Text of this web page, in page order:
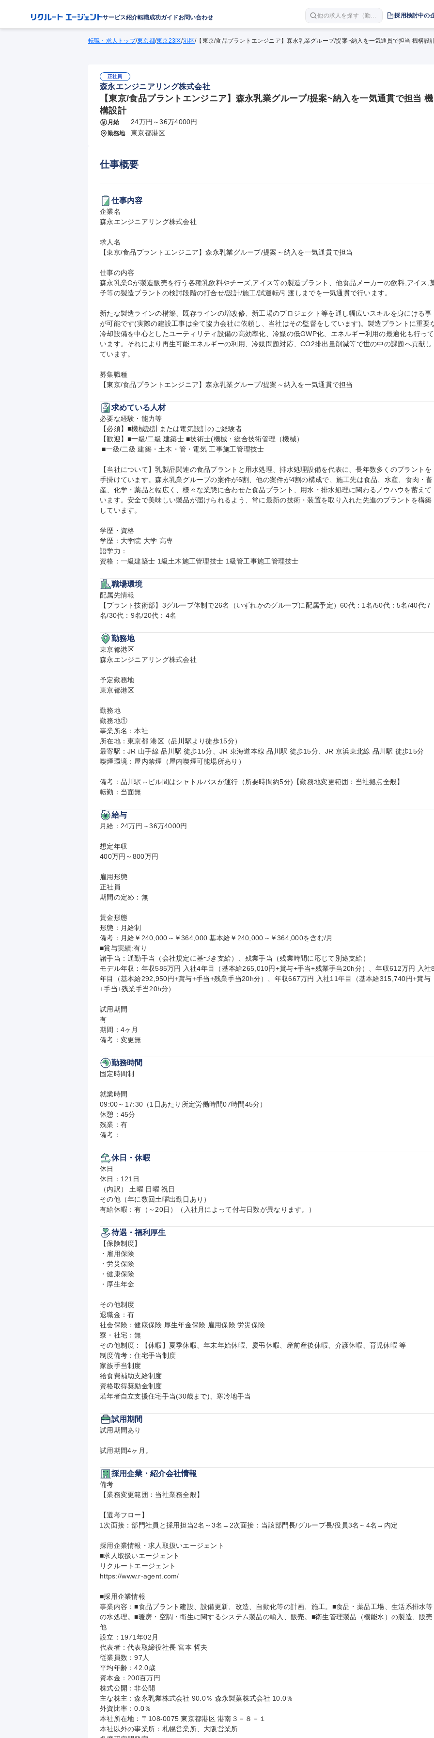
サービス紹介転職成功ガイドお問い合わせ
他の求人を探す（勤務
地 職種 年収など）
採用検討中の
転職・求人トップ/東京都/東京23区/港区/【東京/食品プラントエンジニア】森永乳業グループ/提案~納入を一気通貫で担当 機構設
正社員
森永エンジニアリング株式会社
【東京/食品プラントエンジニア】森永乳業グループ/提案~納入を一気通貫で担当 機
構設計
月給 24万円～36万4000円
勤務地 東京都港区
仕事概要
仕事内容
企業名
森永エンジニアリング株式会社
求人名
【東京/食品プラントエンジニア】森永乳業グループ/提案～納入を一気通貫で担当
仕事の内容
森永乳業Gが製造販売を行う各種乳飲料やチーズ,アイス等の製造プラント、他食品メーカーの飲料,アイス,
子等の製造プラントの検討段階の打合せ/設計/施工/試運転/引渡しまでを一気通貫で行います。
新たな製造ラインの構築、既存ラインの増改修、新工場のプロジェクト等を通し幅広いスキルを身にける事
が可能です(実際の建設工事は全て協力会社に依頼し、当社はその監督をしています)。製造プラントに重要
冷却設備を中心としたユーティリティ設備の高効率化、冷媒の低GWP化、エネルギー利用の最適化も行って
います。それにより再生可能エネルギーの利用、冷媒問題対応、CO2排出量削減等で世の中の課題へ貢献し
ています。
募集職種
【東京/食品プラントエンジニア】森永乳業グループ/提案～納入を一気通貫で担当
求めている人材
必要な経験・能力等
【必須】■機械設計または電気設計のご経験者
【歓迎】■一級/二級 建築士 ■技術士(機械・総合技術管理（機械）
■一級/二級 建築・土木・管・電気 工事施工管理技士
【当社について】乳製品関連の食品プラントと用水処理、排水処理設備を代表に、長年数多くのプラントを
手掛けています。森永乳業グループの案件が6割、他の案件が4割の構成で、施工先は食品、水産、食肉・畜
産、化学・薬品と幅広く、様々な業態に合わせた食品プラント、用水・排水処理に関わるノウハウを蓄えて
います。安全で美味しい製品が届けられるよう、常に最新の技術・装置を取り入れた先進のプラントを構築
しています。
学歴・資格
学歴：大学院 大学 高専
語学力：
資格：一級建築士 1級土木施工管理技士 1級管工事施工管理技士
職場環境
配属先情報
【プラント技術部】3グループ体制で26名（いずれかのグループに配属予定）60代：1名/50代：5名/40代:7
名/30代：9名/20代：4名
勤務地
東京都港区
森永エンジニアリング株式会社
予定勤務地
東京都港区
勤務地
勤務地①
事業所名：本社
所在地：東京都 港区（品川駅より徒歩15分）
最寄駅：JR 山手線 品川駅 徒歩15分、JR 東海道本線 品川駅 徒歩15分、JR 京浜東北線 品川駅 徒歩15分
喫煙環境：屋内禁煙（屋内喫煙可能場所あり）
備考：品川駅⇔ビル間はシャトルバスが運行（所要時間約5分)【勤務地変更範囲：当社拠点全般】
転勤：当面無
給与
月給：24万円～36万4000円
想定年収
400万円～800万円
雇用形態
正社員
期間の定め：無
賃金形態
形態：月給制
備考：月給￥240,000～￥364,000 基本給￥240,000～￥364,000を含む/月
■賞与実績:有り
諸手当：通勤手当（会社規定に基づき支給）、残業手当（残業時間に応じて別途支給）
モデル年収：年収585万円 入社4年目（基本給265,010円+賞与+手当+残業手当20h分）、年収612万円 入社
年目（基本給292,950円+賞与+手当+残業手当20h分）、年収667万円 入社11年目（基本給315,740円+賞与
+手当+残業手当20h分）
試用期間
有
期間：4ヶ月
備考：変更無
勤務時間
固定時間制
就業時間
09:00～17:30（1日あたり所定労働時間07時間45分）
休憩：45分
残業：有
備考：
休日・休暇
休日
休日：121日
（内訳） 土曜 日曜 祝日
その他（年に数回土曜出勤日あり）
有給休暇：有（～20日）（入社月によって付与日数が異なります。）
待遇・福利厚生
【保険制度】
・雇用保険
・労災保険
・健康保険
・厚生年金
その他制度
退職金：有
社会保険：健康保険 厚生年金保険 雇用保険 労災保険
寮・社宅：無
その他制度：【休暇】夏季休暇、年末年始休暇、慶弔休暇、産前産後休暇、介護休暇、育児休暇 等
制度備考：住宅手当制度
家族手当制度
給食費補助支給制度
資格取得奨励金制度
若年者自立支援住宅手当(30歳まで)、寒冷地手当
試用期間
試用期間あり
試用期間4ヶ月。
採用企業・紹介会社情報
備考
【業務変更範囲：当社業務全般】
【選考フロー】
1次面接：部門社員と採用担当2名～3名→2次面接：当該部門長/グループ長/役員3名～4名→内定
採用企業情報・求人取扱いエージェント
■求人取扱いエージェント
リクルートエージェント
https://www.r-agent.com/
■採用企業情報
事業内容：■食品プラント建設、設備更新、改造、自動化等の計画、施工。■食品・薬品工場、生活系排水等
の水処理。■暖房・空調・衛生に関するシステム製品の輸入、販売。■衛生管理製品（機能水）の製造、販売
他
設立：1971年02月
代表者：代表取締役社長 宮本 哲夫
従業員数：97人
平均年齢：42.0歳
資本金：200百万円
株式公開：非公開
主な株主：森永乳業株式会社 90.0％ 森永製菓株式会社 10.0％
外資比率：0.0％
本社所在地：〒108-0075 東京都港区 港南３－８－１
本社以外の事業所：札幌営業所、大阪営業所